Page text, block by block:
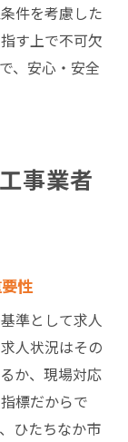
件を考慮した
す上で不可欠
、安心・安全
事業者
性
準として求人
人状況はその
か、現場対応
標だからで
ひたちなか市